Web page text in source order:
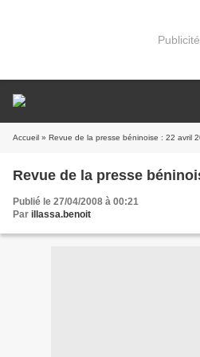
Publicité
Accueil » Revue de la presse béninoise : 22 avril
Revue de la presse
Publié le 27/04/2008 à 00:21
Par illassa.benoit